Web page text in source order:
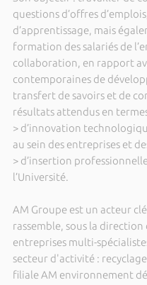
questions d’offres
d’apprentissage, mais
formation des salariés de
collaboration, en rapport
contemporaines de
transfert de savoirs et de
résultats attendus en
> d’innovation
au sein des entreprises et
> d’insertion
l’Université.
AM Groupe est un acteur
rassemble, sous la
entreprises multi-
secteur d'activité :
filiale AM environnement